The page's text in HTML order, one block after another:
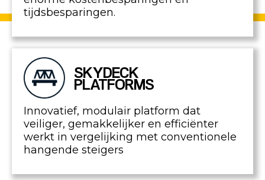
tijdsbesparingen.
SKYDECK
PLATFORMS
Innovatief, modulair platform dat
veiliger, gemakkelijker en efficiënter
werkt in vergelijking met conventionele
hangende steigers